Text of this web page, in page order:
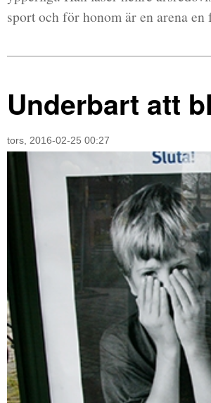
sport och för honom är en arena
Underbart att
tors, 2016-02-25 00:27